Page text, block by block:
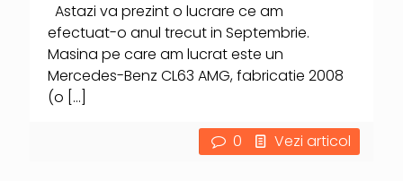
Astazi va prezint o lucrare ce am
efectuat-o anul trecut in Septembrie.
Masina pe care am lucrat este un
Mercedes-Benz CL63 AMG, fabricatie 2008
(o […]
0 Vezi articol